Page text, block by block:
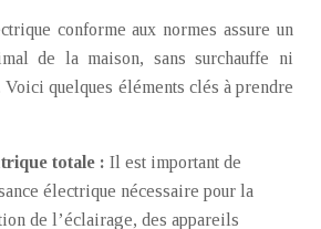
conforme aux normes assure un
de la maison, sans surchauffe ni
Voici quelques éléments clés à prendre
totale : Il est important de
électrique nécessaire pour la
de l’éclairage, des appareils